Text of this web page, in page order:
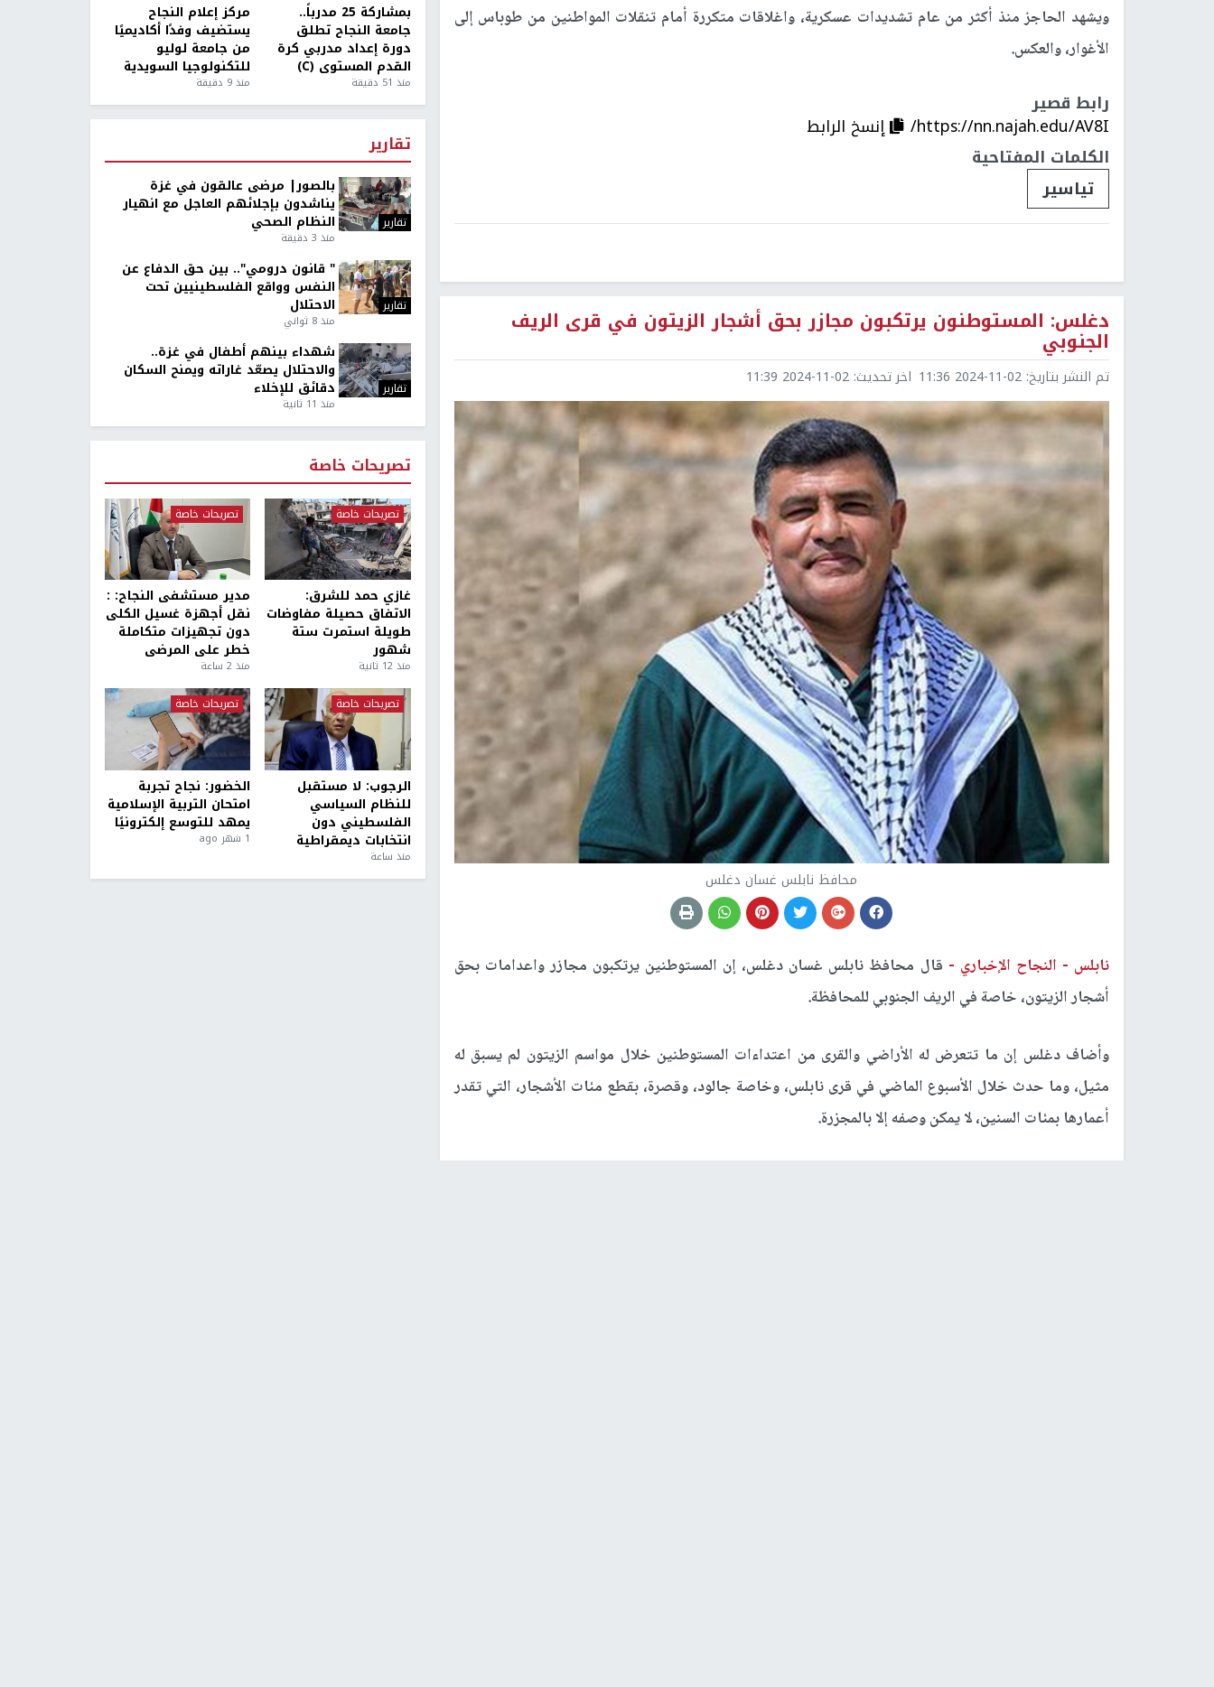
ويشهد الحاجز منذ أكثر من عام تشديدات عسكرية، واغلاقات متكررة أمام تنقلات المواطنين من طوباس إلى
الأغوار، والعكس.
رابط قصير
https://nn.najah.edu/AV8I/
إنسخ الرابط
الكلمات المفتاحية
تياسير
دغلس: المستوطنون يرتكبون مجازر بحق أشجار الزيتون في قرى الريف
الجنوبي
تم النشر بتاريخ: 2024-11-02 11:36 اخر تحديث: 2024-11-02 11:39
محافظ نابلس غسان دغلس
نابلس - النجاح الإخباري - قال محافظ نابلس غسان دغلس، إن المستوطنين يرتكبون مجازر واعدامات بحق
أشجار الزيتون، خاصة في الريف الجنوبي للمحافظة.
وأضاف دغلس إن ما تتعرض له الأراضي والقرى من اعتداءات المستوطنين خلال مواسم الزيتون لم يسبق له
مثيل، وما حدث خلال الأسبوع الماضي في قرى نابلس، وخاصة جالود، وقصرة، بقطع مئات الأشجار، التي تقدر
أعمارها بمئات السنين، لا يمكن وصفه إلا بالمجزرة.
بمشاركة 25 مدرباً..
جامعة النجاح تطلق
دورة إعداد مدربي كرة
القدم المستوى (C)
منذ 51 دقيقة
مركز إعلام النجاح
يستضيف وفدًا أكاديميًا
من جامعة لوليو
للتكنولوجيا السويدية
منذ 9 دقيقة
تقارير
تقارير
بالصور| مرضى عالقون في غزة
يناشدون بإجلائهم العاجل مع انهيار
النظام الصحي
منذ 3 دقيقة
تقارير
" قانون درومي".. بين حق الدفاع عن
النفس وواقع الفلسطينيين تحت
الاحتلال
منذ 8 ثواني
تقارير
شهداء بينهم أطفال في غزة..
والاحتلال يصعّد غاراته ويمنح السكان
دقائق للإخلاء
منذ 11 ثانية
تصريحات خاصة
تصريحات خاصة
غازي حمد للشرق:
الاتفاق حصيلة مفاوضات
طويلة استمرت ستة
شهور
منذ 12 ثانية
تصريحات خاصة
مدير مستشفى النجاح: :
نقل أجهزة غسيل الكلى
دون تجهيزات متكاملة
خطر على المرضى
منذ 2 ساعة
تصريحات خاصة
الرجوب: لا مستقبل
للنظام السياسي
الفلسطيني دون
انتخابات ديمقراطية
منذ ساعة
تصريحات خاصة
الخضور: نجاح تجربة
امتحان التربية الإسلامية
يمهد للتوسع إلكترونيًا
1 شهر ago